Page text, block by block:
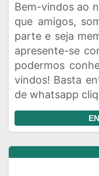
Bem-vindos ao
que amigos,
parte e seja
apresente-se
podermos
vindos! Basta
de whatsapp